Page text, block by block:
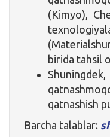
(Kimyo),
birida tahsil
qatnashish
Barcha talablar: